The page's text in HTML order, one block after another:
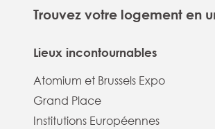
Trouvez votre logement en
Lieux incontournables
Atomium et Brussels Expo
Grand Place
Institutions Européennes